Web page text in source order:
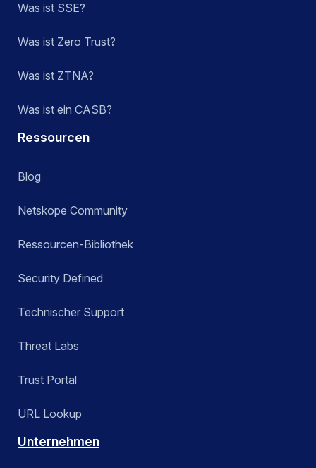
Was ist SSE?
Was ist Zero Trust?
Was ist ZTNA?
Was ist ein CASB?
Ressourcen
Blog
Netskope Community
Ressourcen-Bibliothek
Security Defined
Technischer Support
Threat Labs
Trust Portal
URL Lookup
Unternehmen